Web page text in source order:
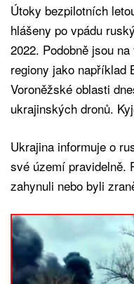
Útoky bezpilotních
hlášeny po vpádu
2022. Podobně jsou
regiony jako například
Voroněžské oblasti
ukrajinských dronů.
Ukrajina informuje o
své území pravidelně.
zahynuli nebo byli